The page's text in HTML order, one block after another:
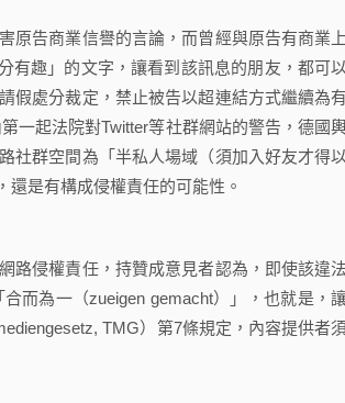
告商業信譽的言論，而曾經與原告有商業
有趣」的文字，讓看到該訊息的朋友，都可
假處分裁定，禁止被告以超連結方式繼續為
一起法院對Twitter等社群網站的警告，德國
社群空間為「半私人場域（須加入好友才得
是有構成侵權責任的可能性。
侵權責任，持贊成意見者認為，即使該違
而為一（zueigen gemacht）」，也就是，
TMG）第7條規定，內容提供者